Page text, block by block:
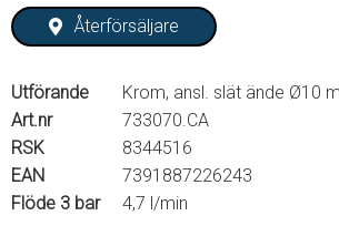
Återförsäljare
Utförande
Krom, ansl. slät ände Ø10
Art.nr
733070.CA
RSK
8344516
EAN
7391887226243
Flöde 3 bar
4,7 l/min